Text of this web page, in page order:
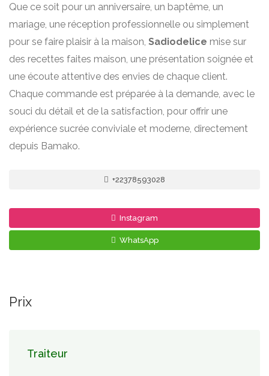
Que ce soit pour un anniversaire, un baptême, un
mariage, une réception professionnelle ou simplement
pour se faire plaisir à la maison, Sadiodelice mise sur
des recettes faites maison, une présentation soignée et
une écoute attentive des envies de chaque client.
Chaque commande est préparée à la demande, avec le
souci du détail et de la satisfaction, pour offrir une
expérience sucrée conviviale et moderne, directement
depuis Bamako.
+22378593028
Instagram
WhatsApp
Prix
Traiteur